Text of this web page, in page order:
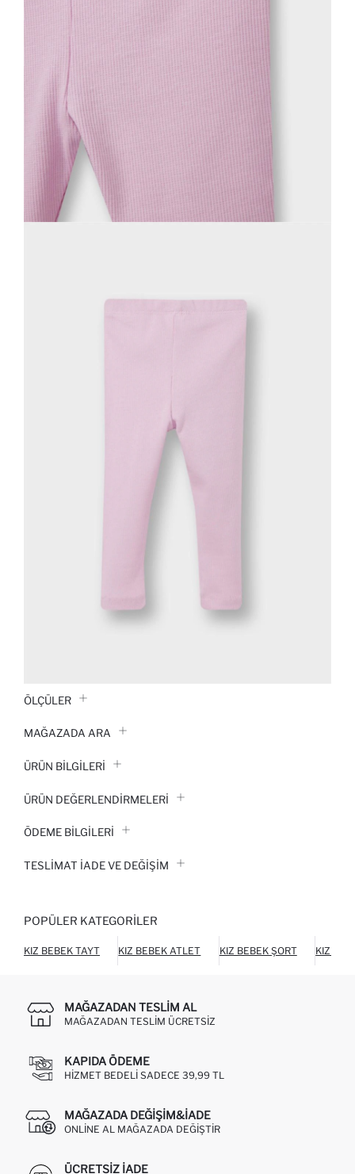
ÖLÇÜLER
MAĞAZADA ARA
ÜRÜN BILGILERI
ÜRÜN DEĞERLENDİRMELERİ
ÖDEME BİLGİLERİ
TESLIMAT İADE VE DEĞIŞIM
POPÜLER KATEGORILER
KIZ BEBEK TAYT KIZ BEBEK ATLET KIZ BEBEK ŞORT KIZ
MAĞAZADAN TESLIM AL
MAĞAZADAN TESLIM ÜCRETSIZ
KAPIDA ÖDEME
HIZMET BEDELI SADECE 39,99 TL
MAĞAZADA DEĞIŞIM&İADE
ONLINE AL MAĞAZADA DEĞIŞTIR
ÜCRETSIZ IADE